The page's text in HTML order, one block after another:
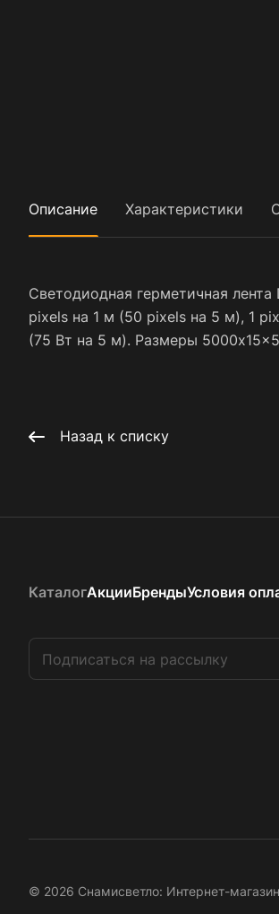
Описание Характеристики
Светодиодная герметичная
pixels на 1 м (50 pixels на 5 м), 1
(75 Вт на 5 м). Размеры
Назад к списку
КаталогАкцииБрендыУсловия
© 2026 Снамисветло: Интернет-